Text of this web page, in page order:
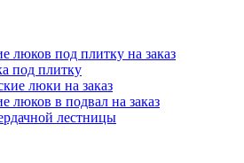
люков под плитку на заказ
под плитку
люки на заказ
люков в подвал на заказ
лестницы